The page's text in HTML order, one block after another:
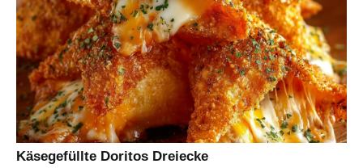
Käsegefüllte Doritos Dreiecke